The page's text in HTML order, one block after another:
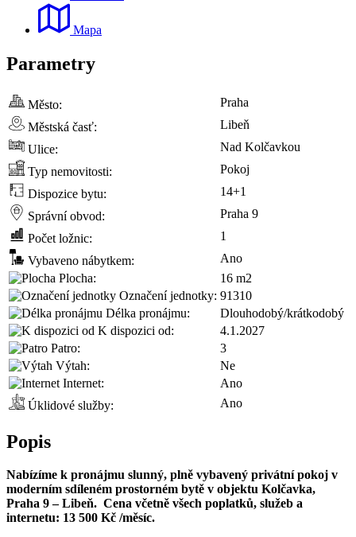
Mapa
Parametry
Město:
Praha
Městská časť:
Libeň
Ulice:
Nad Kolčavkou
Typ nemovitosti:
Pokoj
Dispozice bytu:
14+1
Správní obvod:
Praha 9
Počet ložnic:
1
Vybaveno nábytkem:
Ano
Plocha:
16 m2
Označení jednotky: 91310
Délka pronájmu:
Dlouhodobý/krátkodobý
K dispozici od:
4.1.2027
Patro:
3
Výtah:
Ne
Internet:
Ano
Úklidové služby:
Ano
Popis
Nabízíme k pronájmu slunný, plně vybavený privátní pokoj v
moderním sdíleném prostorném bytě v objektu Kolčavka,
Praha 9 – Libeň. Cena včetně všech poplatků, služeb a
internetu: 13 500 Kč /měsíc.